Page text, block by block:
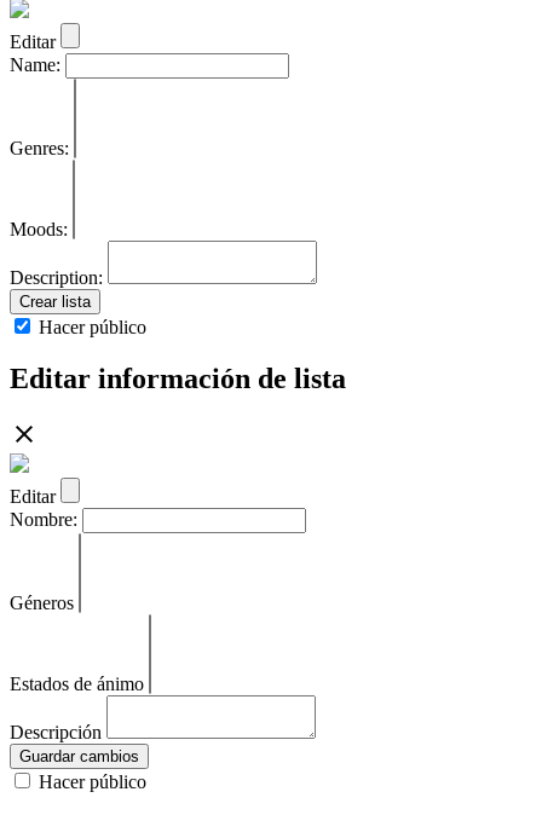
Editar
Name:
Genres:
Moods:
Description:
Crear lista
Hacer público
Editar información de lista
Editar
Nombre:
Géneros
Estados de ánimo
Descripción
Guardar cambios
Hacer público